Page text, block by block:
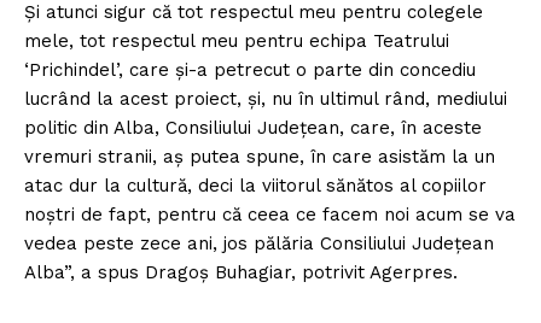
Şi atunci sigur că tot respectul meu pentru colegele
mele, tot respectul meu pentru echipa Teatrului
‘Prichindel’, care şi-a petrecut o parte din concediu
lucrând la acest proiect, şi, nu în ultimul rând, mediului
politic din Alba, Consiliului Judeţean, care, în aceste
vremuri stranii, aş putea spune, în care asistăm la un
atac dur la cultură, deci la viitorul sănătos al copiilor
noştri de fapt, pentru că ceea ce facem noi acum se va
vedea peste zece ani, jos pălăria Consiliului Judeţean
Alba”, a spus Dragoş Buhagiar, potrivit Agerpres.